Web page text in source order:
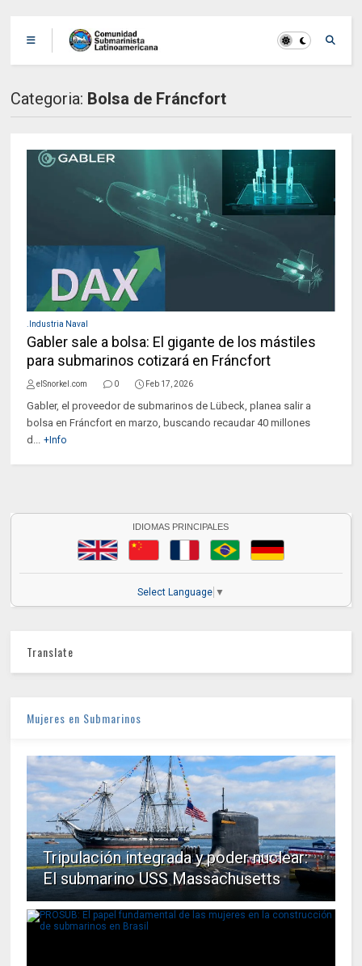
Categoria: Bolsa de Fráncfort
.Industria Naval
Gabler sale a bolsa: El gigante de los mástiles
para submarinos cotizará en Fráncfort
elSnorkel.com 0 Feb 17, 2026
Gabler, el proveedor de submarinos de Lübeck, planea salir a
bolsa en Fráncfort en marzo, buscando recaudar 40 millones
d... +Info
IDIOMAS PRINCIPALES
Select Language ▼
Translate
Mujeres en Submarinos
Tripulación integrada y poder nuclear:
El submarino USS Massachusetts